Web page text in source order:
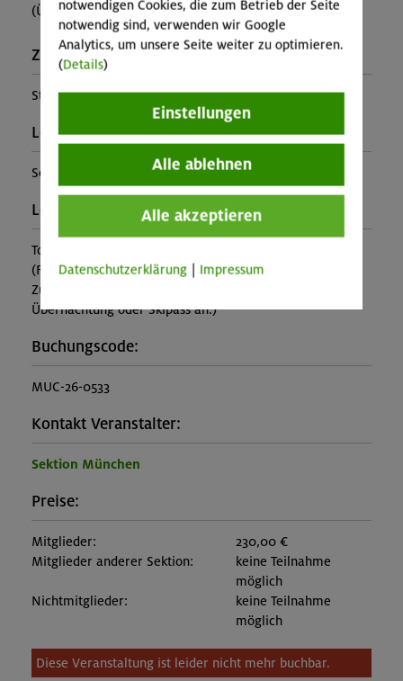
(Ü+HP MBZ ca. 84€, Lager ca.74€)
Zusatzinfo:
Start mittags
Leiter*in:
Sepp Scheichenzuber
Leistung:
Tourleitung
(Falls nicht in den Leistungen inbegriffen, fallen
Zusatzkosten für z.B. An- und Abreise, Verpflegung,
Übernachtung oder Skipass an.)
Buchungscode:
MUC-26-0533
Kontakt Veranstalter:
Sektion München
Preise:
Mitglieder:
230,00 €
Mitglieder anderer Sektion:
keine Teilnahme
möglich
Nichtmitglieder:
keine Teilnahme
möglich
Diese Veranstaltung ist leider nicht mehr buchbar.
notwendigen Cookies, die zum Betrieb der Seite
notwendig sind, verwenden wir Google
Analytics, um unsere Seite weiter zu optimieren.
(Details)
Einstellungen
Alle ablehnen
Alle akzeptieren
Datenschutzerklärung Impressum